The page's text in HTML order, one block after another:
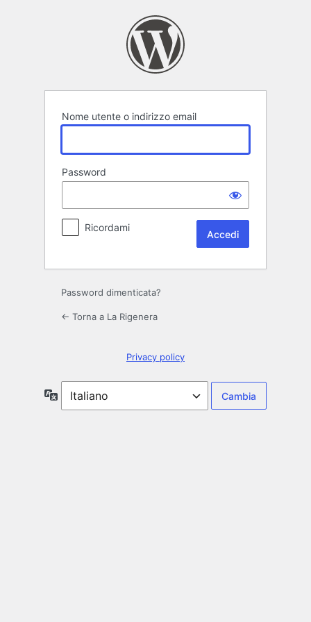
Nome utente o indirizzo email
Password
Ricordami
Password dimenticata?
← Torna a La Rigenera
Privacy policy
Lingua